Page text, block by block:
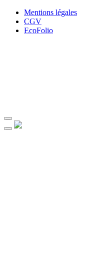
Mentions légales
CGV
EcoFolio